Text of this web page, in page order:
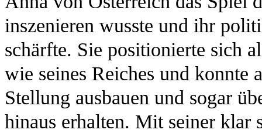
inszenieren wusste und ihr
schärfte. Sie positionierte sich
wie seines Reiches und konnte
Stellung ausbauen und sogar
hinaus erhalten. Mit seiner klar